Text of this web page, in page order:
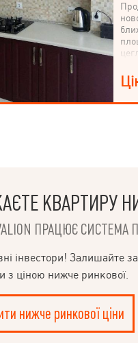
КВАРТИРУ
ПРАЦЮЄ СИСТЕМА
інвестори! Залишайте
з ціною нижче ринкової.
нижче ринкової ціни